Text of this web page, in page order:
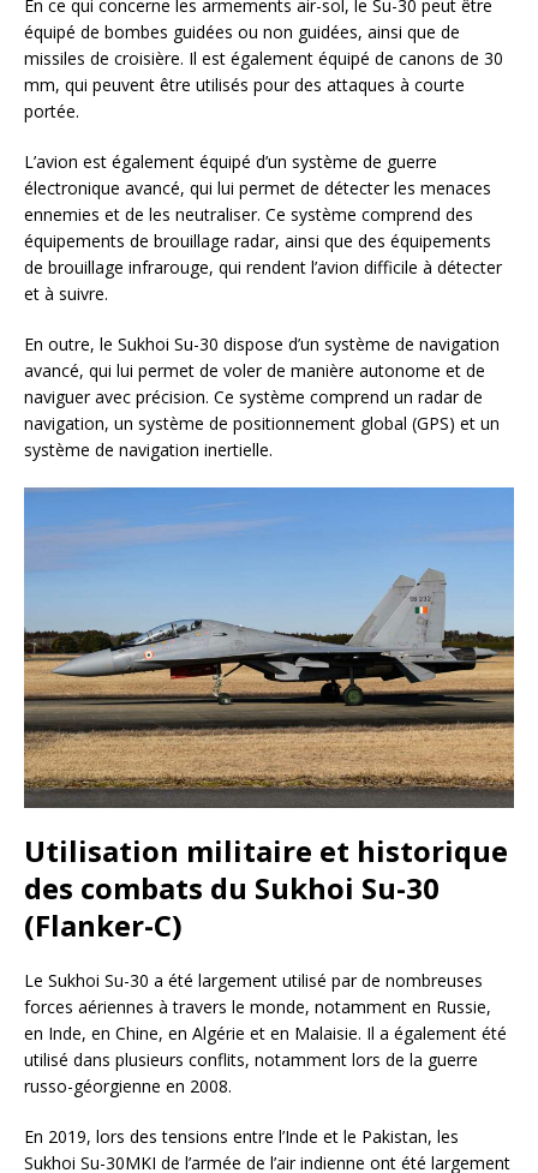
En ce qui concerne les armements air-sol, le Su-30 peut être
équipé de bombes guidées ou non guidées, ainsi que de
missiles de croisière. Il est également équipé de canons de 30
mm, qui peuvent être utilisés pour des attaques à courte
portée.
L’avion est également équipé d’un système de guerre
électronique avancé, qui lui permet de détecter les menaces
ennemies et de les neutraliser. Ce système comprend des
équipements de brouillage radar, ainsi que des équipements
de brouillage infrarouge, qui rendent l’avion difficile à détecter
et à suivre.
En outre, le Sukhoi Su-30 dispose d’un système de navigation
avancé, qui lui permet de voler de manière autonome et de
naviguer avec précision. Ce système comprend un radar de
navigation, un système de positionnement global (GPS) et un
système de navigation inertielle.
Utilisation militaire et historique
des combats du Sukhoi Su-30
(Flanker-C)
Le Sukhoi Su-30 a été largement utilisé par de nombreuses
forces aériennes à travers le monde, notamment en Russie,
en Inde, en Chine, en Algérie et en Malaisie. Il a également été
utilisé dans plusieurs conflits, notamment lors de la guerre
russo-géorgienne en 2008.
En 2019, lors des tensions entre l’Inde et le Pakistan, les
Sukhoi Su-30MKI de l’armée de l’air indienne ont été largement